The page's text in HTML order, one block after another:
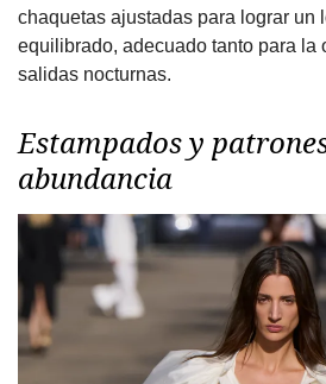
chaquetas ajustadas para lograr un
equilibrado, adecuado tanto para la
salidas nocturnas.
Estampados y
abundancia